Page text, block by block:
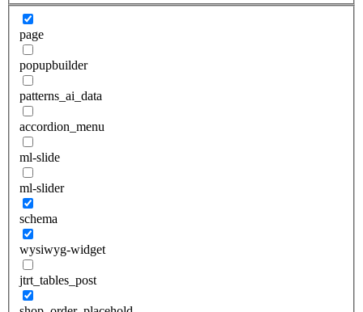
page
popupbuilder
patterns_ai_data
accordion_menu
ml-slide
ml-slider
schema
wysiwyg-widget
jtrt_tables_post